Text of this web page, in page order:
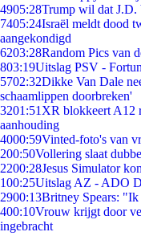
4905:28Trump wil dat J.D.
7405:24Israël meldt dood
aangekondigd
6203:28Random Pics van
803:19Uitslag PSV -
5702:32Dikke Van Dale
schaamlippen doorbreken'
3201:51 XR blokkeert A12
aanhouding
4000:59Vinted-foto's van
200:50Vollering slaat
2200:28Jesus Simulator
100:25Uitslag AZ - ADO
2900:13Britney Spears: "Ik
400:10Vrouw krijgt door
ingebracht